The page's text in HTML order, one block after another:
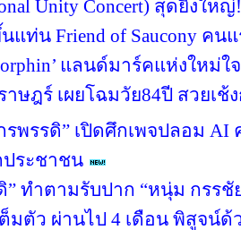
Unity Concert) สุดยิ่งใ
นแท่น Friend of Saucony ค
แลนด์มาร์คแห่งใหม่
าษฎร์ เผยโฉมวัย84ปี สวยเ
รพรรดิ” เปิดศึกเพจปลอม
ระชาชน
” ทำตามรับปาก “หนุ่ม กรร
มตัว ผ่านไป 4 เดือน พิสูจน์ด้